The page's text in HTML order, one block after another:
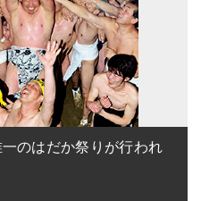
のはだか祭りが行われ